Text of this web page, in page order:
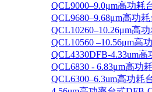
QCL9000–9.0μm高功耗
QCL9680–9.68μm高功
QCL10260–10.26μm高
QCL10560 –10.56μm高
QCL4330DFB-4.33um
QCL6830 - 6.83μm高功
QCL6300–6.3um高功耗